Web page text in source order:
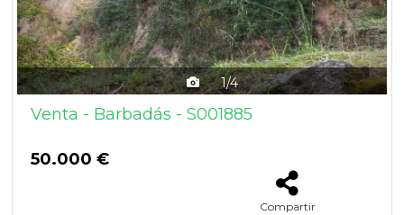
1/4
Venta - Barbadás - S001885
50.000 €
Compartir